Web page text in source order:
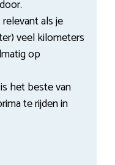
als je
veel kilometers
op
het beste van
te rijden in